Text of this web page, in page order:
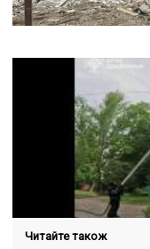
Читайте також